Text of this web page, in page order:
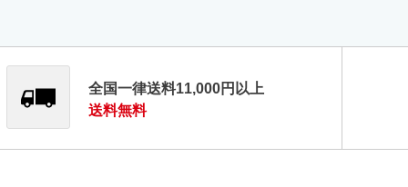
全国一律送料11,000円以上
送料無料